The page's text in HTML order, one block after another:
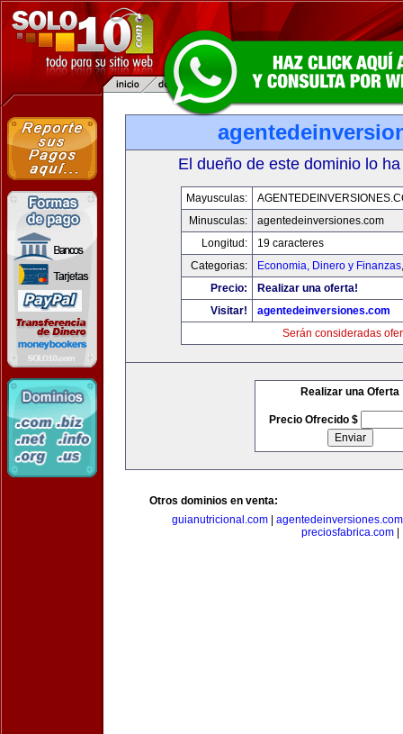
El dueño de este dominio lo
Mayusculas:
Minusculas:
agentedeinversiones.com
Longitud:
19 caracteres
Categorias:
Economia, Dinero y Finanzas
Precio:
Realizar una oferta!
Visitar!
agentedeinversiones.com
Serán consideradas
Realizar una Oferta
Precio Ofrecido $
Otros dominios en venta:
guianutricional.com
agentedeinversiones.com
preciosfabrica.com|